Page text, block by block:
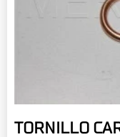
TORNILLO